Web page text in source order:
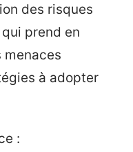
des risques
prend en
menaces
à adopter
: